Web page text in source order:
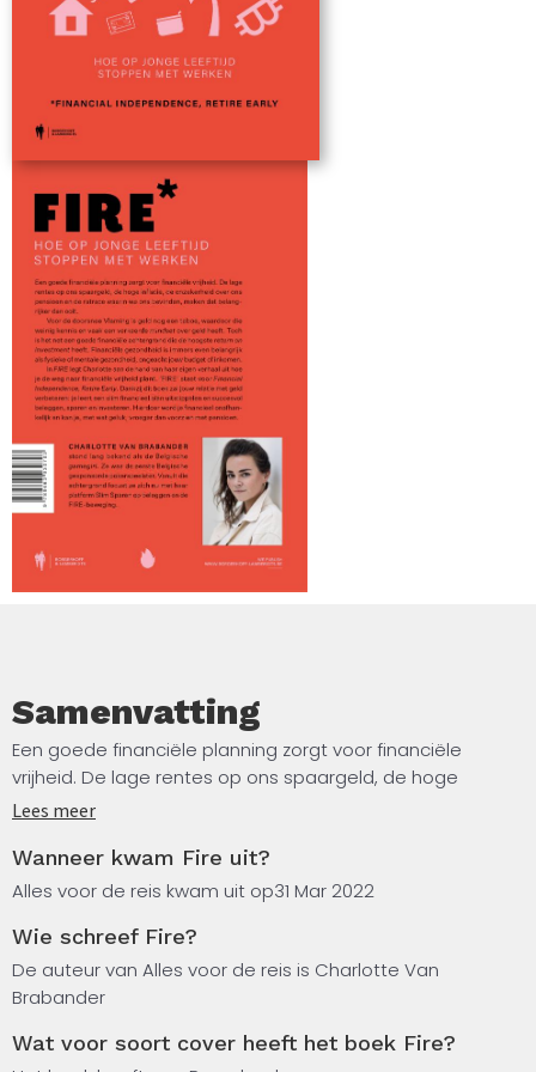
Samenvatting
Een goede financiële planning zorgt voor financiële
vrijheid. De lage rentes op ons spaargeld, de hoge
inflatie, de onzekerheid over ons pensioen en de ratrace
Voor de doorsnee Vlaming is geld nog een taboe,
waardoor men weinig kennis en vaak een verkeerde
Toch is het net een goede financiële achtergrond die de
hoogste return on investment heeft. Financiële
mentale gezondheid, ongeacht jouw budget of inkomen.
Lees meer
Wanneer kwam Fire uit?
Alles voor de reis kwam uit op31 Mar 2022
Wie schreef Fire?
De auteur van Alles voor de reis is Charlotte Van
Brabander
Wat voor soort cover heeft het boek Fire?